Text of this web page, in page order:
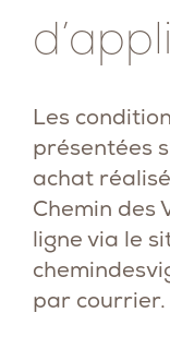
Les
présentées
achat
Chemin des
ligne via le
par courrier.